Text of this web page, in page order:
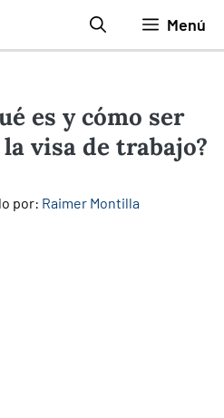
Menú
es y cómo ser
visa de trabajo?
por: Raimer Montilla